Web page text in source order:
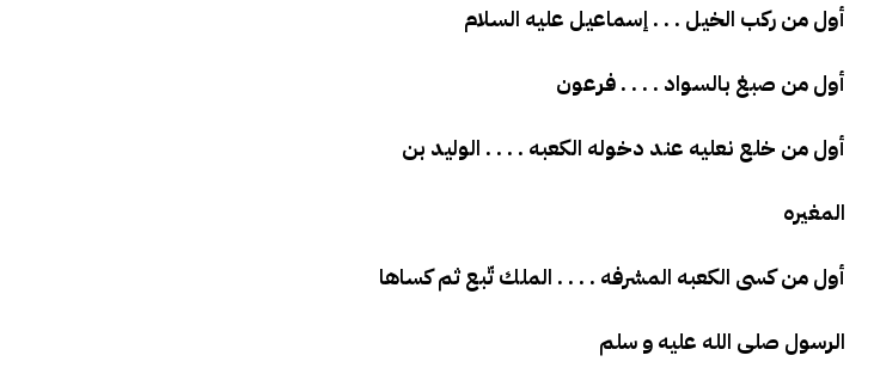
أول من ركب الخيل . . . إسماعيل عليه السلام
أول من صبغ بالسواد . . . . فرعون
أول من خلع نعليه عند دخوله الكعبه . . . . الوليد بن
المغيره
أول من كسى الكعبه المشرفه . . . . الملك تّبع ثم كساها
الرسول صلى الله عليه و سلم